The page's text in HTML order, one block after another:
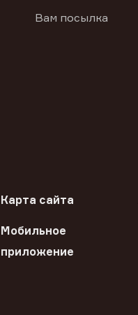
Вам посылка
Карта сайта
Мобильное
приложение